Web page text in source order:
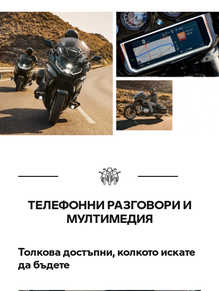
ТЕЛЕФОННИ РАЗГОВОРИ И
МУЛТИМЕДИЯ
Толкова достъпни, колкото искате
да бъдете